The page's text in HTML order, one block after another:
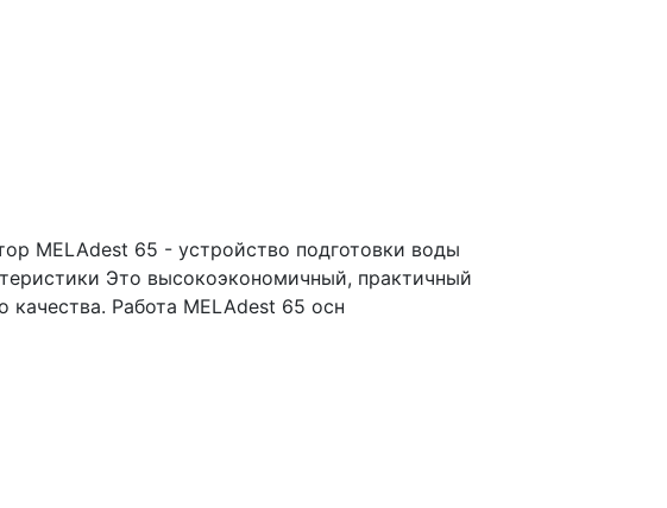
MELAdest 65 - устройство подготовки воды
Это высокоэкономичный, практичный
Работа MELAdest 65 осн